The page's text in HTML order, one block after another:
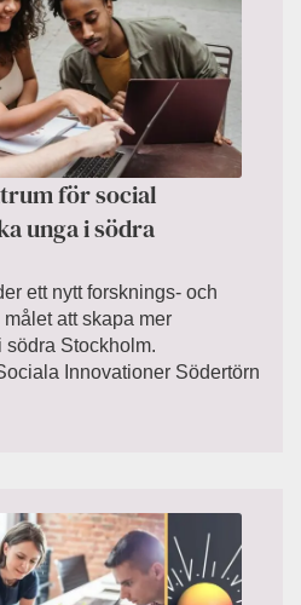
för social
unga i södra
ett nytt forsknings- och
att skapa mer
södra Stockholm.
Innovationer Södertörn